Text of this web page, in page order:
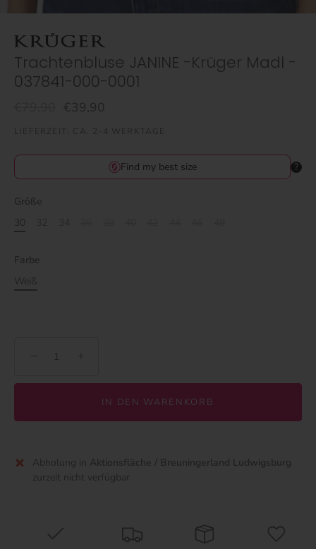
Trachtenbluse JANINE -Krüger Madl -
037841-000-0001
€39,90
LIEFERZEIT: CA. 2-4 WERKTAGE
Größe
30
Farbe
Weiß
−
IN DEN WARENKORB
Abholung in Aktionsfläche / Breuningerland Ludwigsburg
zurzeit nicht verfügbar